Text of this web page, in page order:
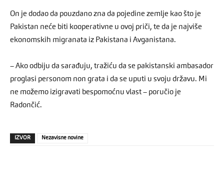
On je dodao da pouzdano zna da pojedine zemlje kao što je
Pakistan neće biti kooperativne u ovoj priči, te da je najviše
ekonomskih migranata iz Pakistana i Avganistana.
– Ako odbiju da sarađuju, tražiću da se pakistanski ambasador
proglasi personom non grata i da se uputi u svoju državu. Mi
ne možemo izigravati bespomoćnu vlast – poručio je
Radončić.
IZVOR Nezavisne novine